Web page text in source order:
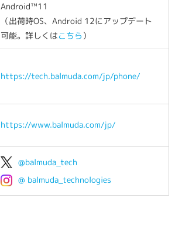
Android™11
（出荷時OS、Android 12にアップデート
可能。詳しくはこちら ）
https://tech.balmuda.com/jp/phone/
https://www.balmuda.com/jp/
@balmuda_tech
@ balmuda_technologies